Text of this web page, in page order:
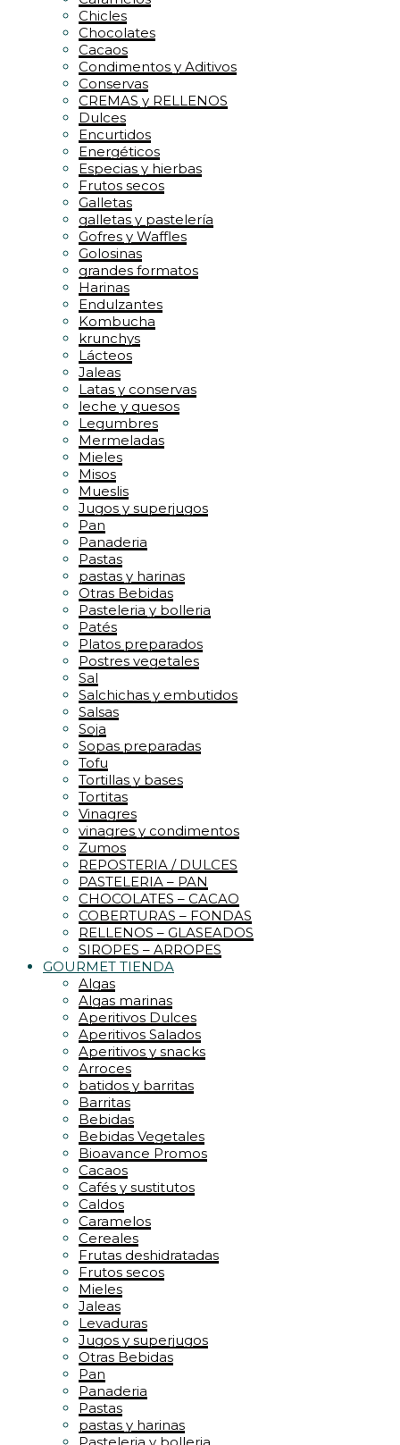
Chicles
Chocolates
Cacaos
Condimentos y Aditivos
Conservas
CREMAS y RELLENOS
Dulces
Encurtidos
Energéticos
Especias y hierbas
Frutos secos
Galletas
galletas y pastelería
Gofres y Waffles
Golosinas
grandes formatos
Harinas
Endulzantes
Kombucha
krunchys
Lácteos
Jaleas
Latas y conservas
leche y quesos
Legumbres
Mermeladas
Mieles
Misos
Mueslis
Jugos y superjugos
Pan
Panaderia
Pastas
pastas y harinas
Otras Bebidas
Pasteleria y bolleria
Patés
Platos preparados
Postres vegetales
Sal
Salchichas y embutidos
Salsas
Soja
Sopas preparadas
Tofu
Tortillas y bases
Tortitas
Vinagres
vinagres y condimentos
Zumos
REPOSTERIA / DULCES
PASTELERIA – PAN
CHOCOLATES – CACAO
COBERTURAS – FONDAS
RELLENOS – GLASEADOS
SIROPES – ARROPES
GOURMET TIENDA
Algas
Algas marinas
Aperitivos Dulces
Aperitivos Salados
Aperitivos y snacks
Arroces
batidos y barritas
Barritas
Bebidas
Bebidas Vegetales
Bioavance Promos
Cacaos
Cafés y sustitutos
Caldos
Caramelos
Cereales
Frutas deshidratadas
Frutos secos
Mieles
Jaleas
Levaduras
Jugos y superjugos
Otras Bebidas
Pan
Panaderia
Pastas
pastas y harinas